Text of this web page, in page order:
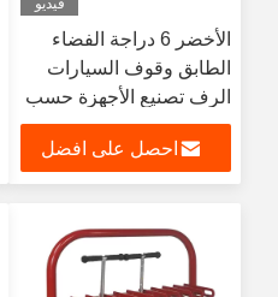
فيديو
الأخضر 6 دراجة الفضاء
الطابق وقوف السيارات
الرف تصنيع الأجهزة حسب
الطلب
احصل على افضل